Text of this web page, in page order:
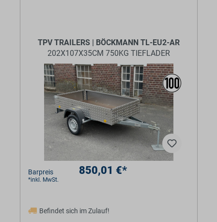
TPV TRAILERS | BÖCKMANN TL-EU2-AR
202X107X35CM 750KG TIEFLADER
Barpreis 850,01 €*
*inkl. MwSt.
Befindet sich im Zulauf!